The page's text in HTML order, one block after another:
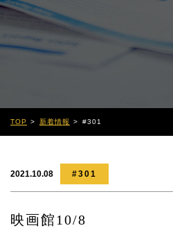
TOP 新着情報 #301
2021.10.08 #301
映画館10/8